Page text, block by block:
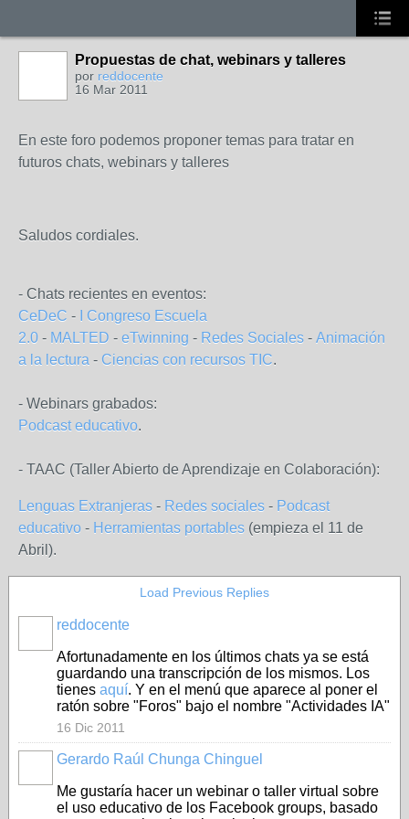
Propuestas de chat, webinars y talleres
por reddocente
16 Mar 2011
En este foro podemos proponer temas para tratar en
futuros chats, webinars y talleres
Saludos cordiales.
- Chats recientes en eventos:
CeDeC -
I Congreso Escuela
2.0 - MALTED - eTwinning - Redes Sociales - Animación
a la lectura - Ciencias con recursos TIC.
- Webinars grabados:
Podcast educativo.
- TAAC (Taller Abierto de Aprendizaje en Colaboración):
Lenguas Extranjeras - Redes sociales - Podcast
educativo - Herramientas portables (empieza el 11 de
Abril).
Load Previous Replies
reddocente
Afortunadamente en los últimos chats ya se está
guardando una transcripción de los mismos. Los
tienes aquí. Y en el menú que aparece al poner el
ratón sobre "Foros" bajo el nombre "Actividades IA"
16 Dic 2011
Gerardo Raúl Chunga Chinguel
Me gustaría hacer un webinar o taller virtual sobre
el uso educativo de los Facebook groups, basado